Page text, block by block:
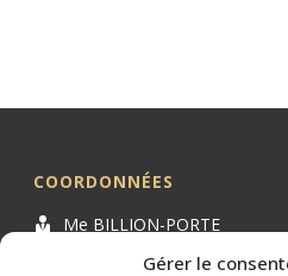
Gérer le
COORDONNÉES
Me BILLION-PORTE
Cabinet BILLION-PORTE